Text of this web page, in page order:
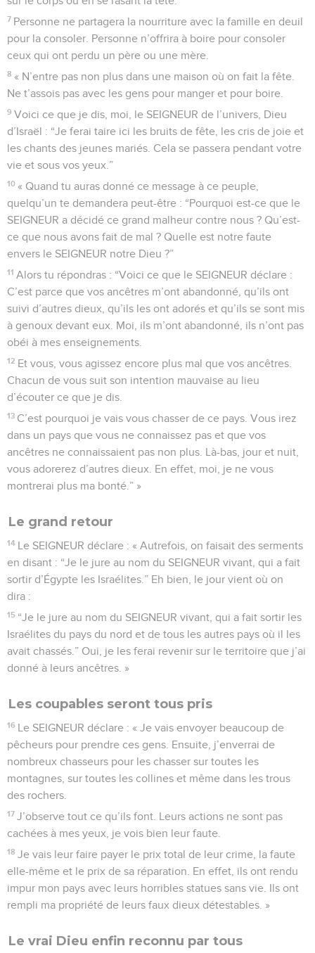
7 Personne ne partagera la nourriture avec la famille en deuil
pour la consoler. Personne n’offrira à boire pour consoler
ceux qui ont perdu un père ou une mère.
8 « N’entre pas non plus dans une maison où on fait la fête.
Ne t’assois pas avec les gens pour manger et pour boire.
9 Voici ce que je dis, moi, le SEIGNEUR de l’univers, Dieu
d’Israël : “Je ferai taire ici les bruits de fête, les cris de joie et
les chants des jeunes mariés. Cela se passera pendant votre
vie et sous vos yeux.”
10 « Quand tu auras donné ce message à ce peuple,
quelqu’un te demandera peut-être : “Pourquoi est-ce que le
SEIGNEUR a décidé ce grand malheur contre nous ? Qu’est-
ce que nous avons fait de mal ? Quelle est notre faute
envers le SEIGNEUR notre Dieu ?”
11 Alors tu répondras : “Voici ce que le SEIGNEUR déclare :
C’est parce que vos ancêtres m’ont abandonné, qu’ils ont
suivi d’autres dieux, qu’ils les ont adorés et qu’ils se sont mis
à genoux devant eux. Moi, ils m’ont abandonné, ils n’ont pas
obéi à mes enseignements.
12 Et vous, vous agissez encore plus mal que vos ancêtres.
Chacun de vous suit son intention mauvaise au lieu
d’écouter ce que je dis.
13 C’est pourquoi je vais vous chasser de ce pays. Vous irez
dans un pays que vous ne connaissez pas et que vos
ancêtres ne connaissaient pas non plus. Là-bas, jour et nuit,
vous adorerez d’autres dieux. En effet, moi, je ne vous
montrerai plus ma bonté.” »
Le grand retour
14 Le SEIGNEUR déclare : « Autrefois, on faisait des serments
en disant : “Je le jure au nom du SEIGNEUR vivant, qui a fait
sortir d’Égypte les Israélites.” Eh bien, le jour vient où on
dira :
15 “Je le jure au nom du SEIGNEUR vivant, qui a fait sortir les
Israélites du pays du nord et de tous les autres pays où il les
avait chassés.” Oui, je les ferai revenir sur le territoire que j’ai
donné à leurs ancêtres. »
Les coupables seront tous pris
16 Le SEIGNEUR déclare : « Je vais envoyer beaucoup de
pêcheurs pour prendre ces gens. Ensuite, j’enverrai de
nombreux chasseurs pour les chasser sur toutes les
montagnes, sur toutes les collines et même dans les trous
des rochers.
17 J’observe tout ce qu’ils font. Leurs actions ne sont pas
cachées à mes yeux, je vois bien leur faute.
18 Je vais leur faire payer le prix total de leur crime, la faute
elle-même et le prix de sa réparation. En effet, ils ont rendu
impur mon pays avec leurs horribles statues sans vie. Ils ont
rempli ma propriété de leurs faux dieux détestables. »
Le vrai Dieu enfin reconnu par tous